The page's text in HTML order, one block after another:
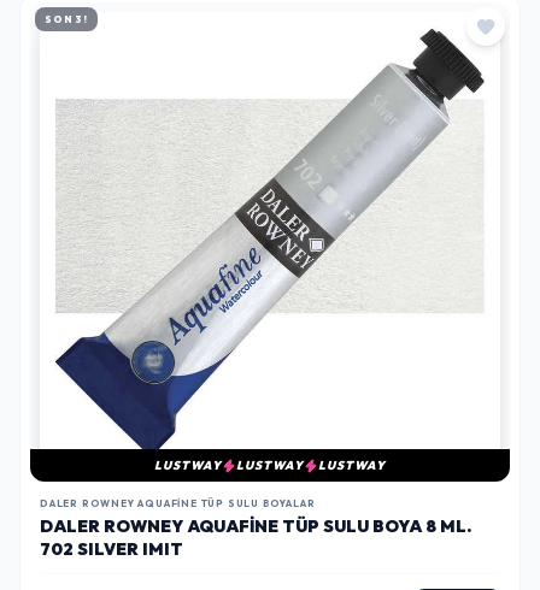
SON 3!
LUSTWAY LUSTWAY LUSTWAY
DALER ROWNEY AQUAFINE TÜP SULU BOYALAR
DALER ROWNEY AQUAFINE TÜP SULU BOYA 8 ML.
702 SILVER IMIT